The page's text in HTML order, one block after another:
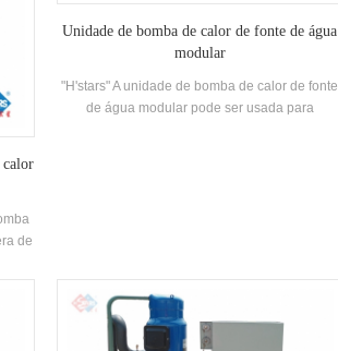
temperatura Requisitos. Marca: H'stars
calor
de
Unidade de bomba de calor de fonte de água
modular
"H'stars" A unidade de bomba de calor de fonte
de água modular pode ser usada para